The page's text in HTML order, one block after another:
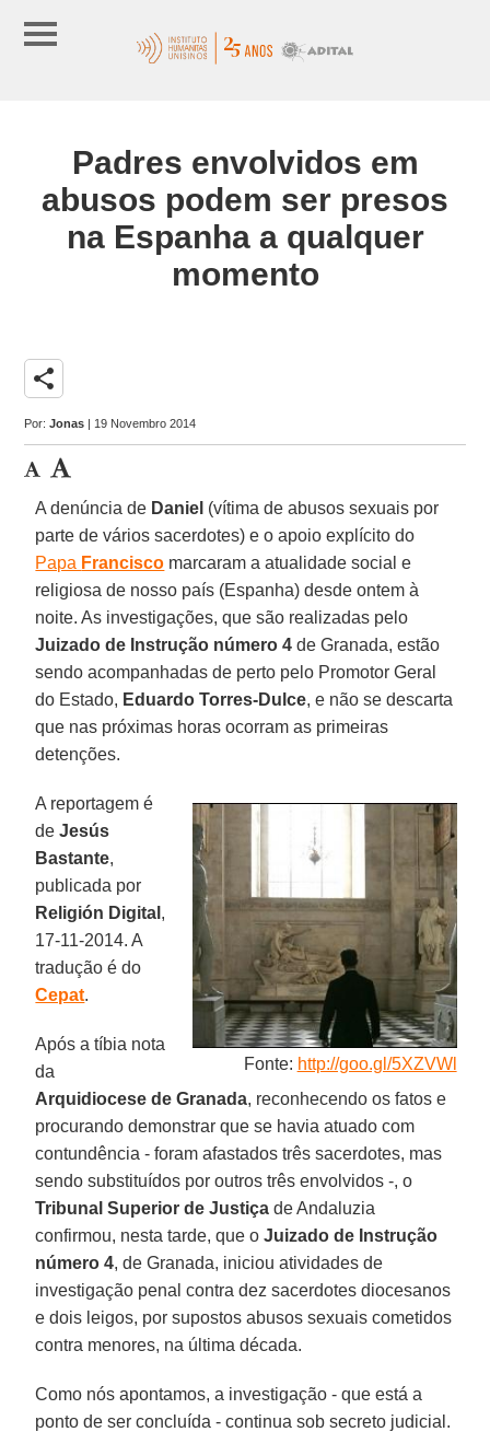
Padres envolvidos em
abusos podem ser presos
na Espanha a qualquer
momento
share
Por:Jonas | 19 Novembro 2014
A denúncia de Daniel (vítima de abusos sexuais por
parte de vários sacerdotes) e o apoio explícito do
Papa Francisco marcaram a atualidade social e
religiosa de nosso país (Espanha) desde ontem à
noite. As investigações, que são realizadas pelo
Juizado de Instrução número 4 de Granada, estão
sendo acompanhadas de perto pelo Promotor Geral
do Estado, Eduardo Torres-Dulce, e não se descarta
que nas próximas horas ocorram as primeiras
detenções.
Fonte: http://goo.gl/5XZVWl
A reportagem é
deJesús
Bastante,
publicada por
Religión Digital ,
17-11-2014. A
tradução é do
Cepat.
Após a tíbia nota
da
Arquidiocese de Granada, reconhecendo os fatos e
procurando demonstrar que se havia atuado com
contundência - foram afastados três sacerdotes, mas
sendo substituídos por outros três envolvidos -, o
Tribunal Superior de Justiça de Andaluzia
confirmou, nesta tarde, que oJuizado de Instrução
número 4, de Granada, iniciou atividades de
investigação penal contra dez sacerdotes diocesanos
e dois leigos, por supostos abusos sexuais cometidos
contra menores, na última década.
Como nós apontamos, a investigação - que está a
ponto de ser concluída - continua sob secreto judicial.